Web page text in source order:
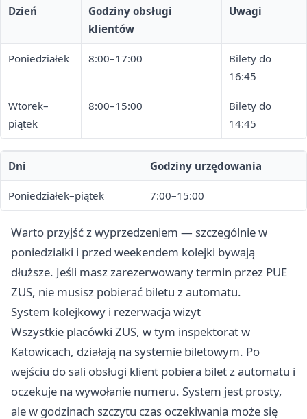
Dzień
Godziny obsługi
klientów
Uwagi
Poniedziałek 8:00–17:00
Bilety do
16:45
Wtorek–
piątek
8:00–15:00
Bilety do
14:45
Dni Godziny urzędowania
Poniedziałek–piątek 7:00–15:00
Warto przyjść z wyprzedzeniem — szczególnie w
poniedziałki i przed weekendem kolejki bywają
dłuższe. Jeśli masz zarezerwowany termin przez PUE
ZUS, nie musisz pobierać biletu z automatu.
System kolejkowy i rezerwacja wizyt
Wszystkie placówki ZUS, w tym inspektorat w
Katowicach, działają na systemie biletowym. Po
wejściu do sali obsługi klient pobiera bilet z automatu i
oczekuje na wywołanie numeru. System jest prosty,
ale w godzinach szczytu czas oczekiwania może się